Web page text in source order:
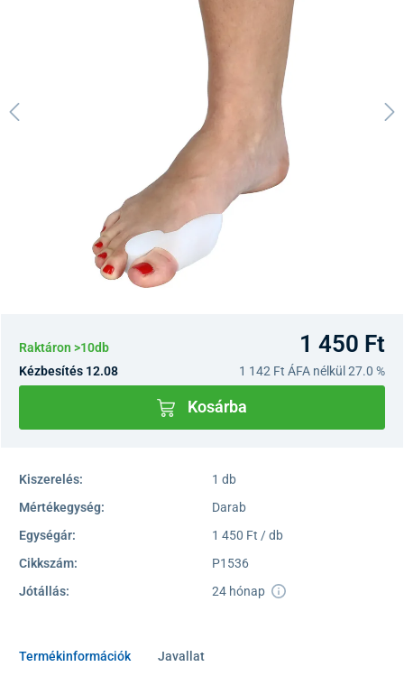
Raktáron >10db 1 450 Ft
Kézbesítés 12.08 1 142 Ft ÁFA nélkül 27.0 %
Kosárba
Kiszerelés:
1 db
Mértékegység:
Darab
Egységár:
1 450 Ft / db
Cikkszám:
P1536
Jótállás:
24 hónap
Termékinformációk Javallat